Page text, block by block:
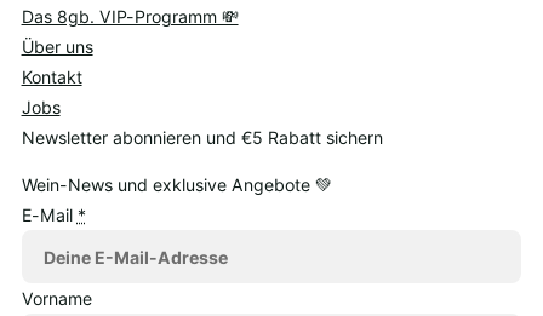
Das 8gb. VIP-Programm 💸
Über uns
Kontakt
Jobs
Newsletter abonnieren und €5 Rabatt sichern
Wein-News und exklusive Angebote 💚
E-Mail *
Vorname